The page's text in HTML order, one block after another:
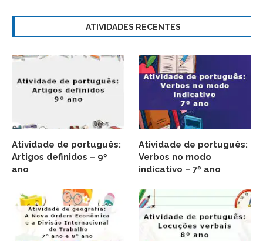
ATIVIDADES RECENTES
Atividade de português:
Artigos definidos – 9º
ano
Atividade de português:
Verbos no modo
indicativo – 7º ano